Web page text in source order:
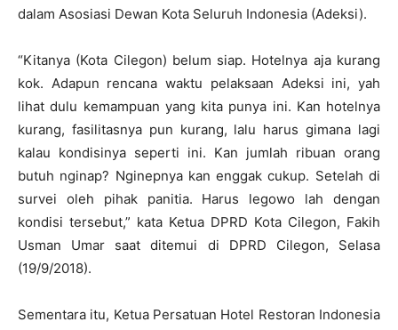
dalam Asosiasi Dewan Kota Seluruh Indonesia (Adeksi).
“Kitanya (Kota Cilegon) belum siap. Hotelnya aja kurang
kok. Adapun rencana waktu pelaksaan Adeksi ini, yah
lihat dulu kemampuan yang kita punya ini. Kan hotelnya
kurang, fasilitasnya pun kurang, lalu harus gimana lagi
kalau kondisinya seperti ini. Kan jumlah ribuan orang
butuh nginap? Nginepnya kan enggak cukup. Setelah di
survei oleh pihak panitia. Harus legowo lah dengan
kondisi tersebut,” kata Ketua DPRD Kota Cilegon, Fakih
Usman Umar saat ditemui di DPRD Cilegon, Selasa
(19/9/2018).
Sementara itu, Ketua Persatuan Hotel Restoran Indonesia